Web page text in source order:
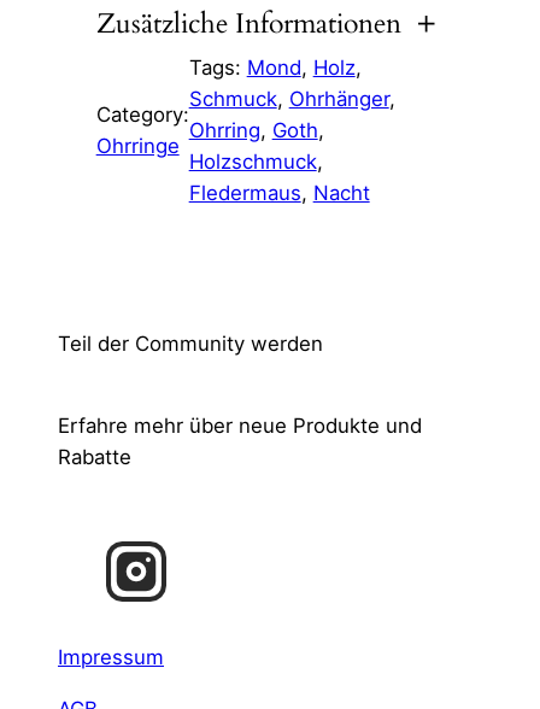
Zusätzliche Informationen
Attribute Wert
Gewicht 5 g
Maße 2,5 × 2,5 cm
Category:
Ohrringe
Tags: Mond, Holz
Schmuck, Ohrhänger
Ohrring, Goth
Holzschmuck
Fledermaus, Nacht
Teil der Community werden
Erfahre mehr über neue Produkte und
Rabatte
Impressum